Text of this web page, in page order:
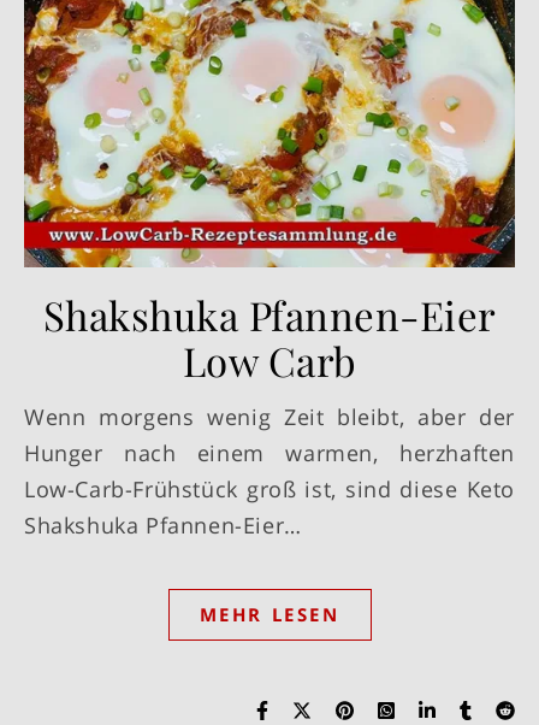
Shakshuka Pfannen-Eier
Low Carb
Wenn morgens wenig Zeit bleibt, aber der
Hunger nach einem warmen, herzhaften
Low-Carb-Frühstück groß ist, sind diese Keto
Shakshuka Pfannen-Eier…
MEHR LESEN